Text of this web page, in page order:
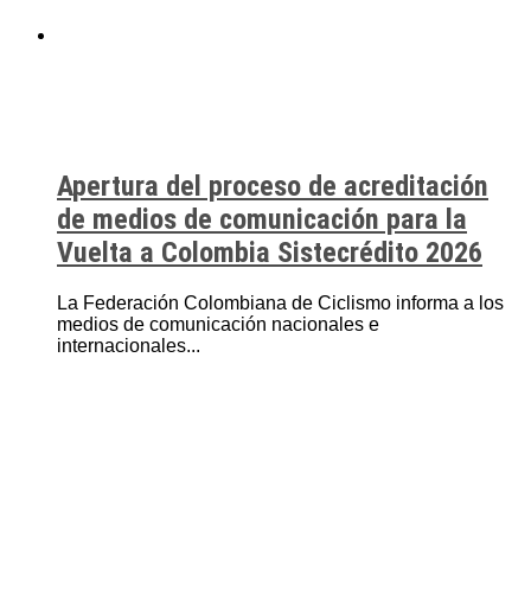
Apertura del proceso de acreditación
de medios de comunicación para la
Vuelta a Colombia Sistecrédito 2026
La Federación Colombiana de Ciclismo informa a los
medios de comunicación nacionales e
internacionales...